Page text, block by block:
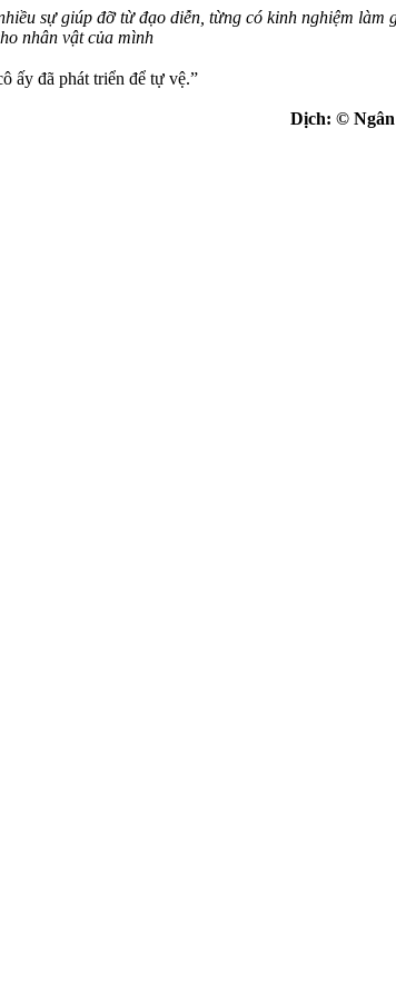
sự giúp đỡ từ đạo diễn, từng có kinh nghiệm làm
nhân vật của mình
ấy đã phát triển để tự vệ.”
Dịch: ©